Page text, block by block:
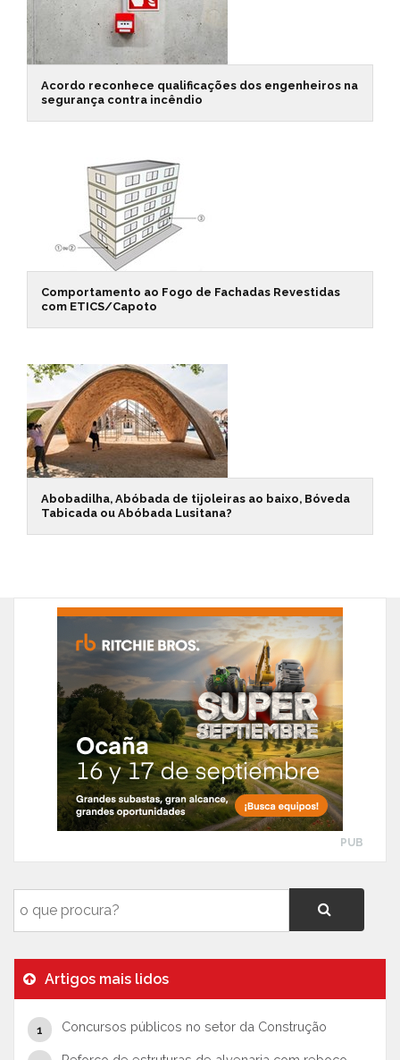
Acordo reconhece qualificações dos engenheiros na
segurança contra incêndio
Comportamento ao Fogo de Fachadas Revestidas
com ETICS/Capoto
Abobadilha, Abóbada de tijoleiras ao baixo, Bóveda
Tabicada ou Abóbada Lusitana?
PUB
Artigos mais lidos
Concursos públicos no setor da Construção